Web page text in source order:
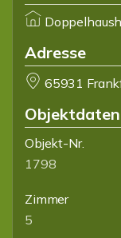
Adresse
65931
Objektdaten
Objekt-Nr.
1798
Zimmer
5